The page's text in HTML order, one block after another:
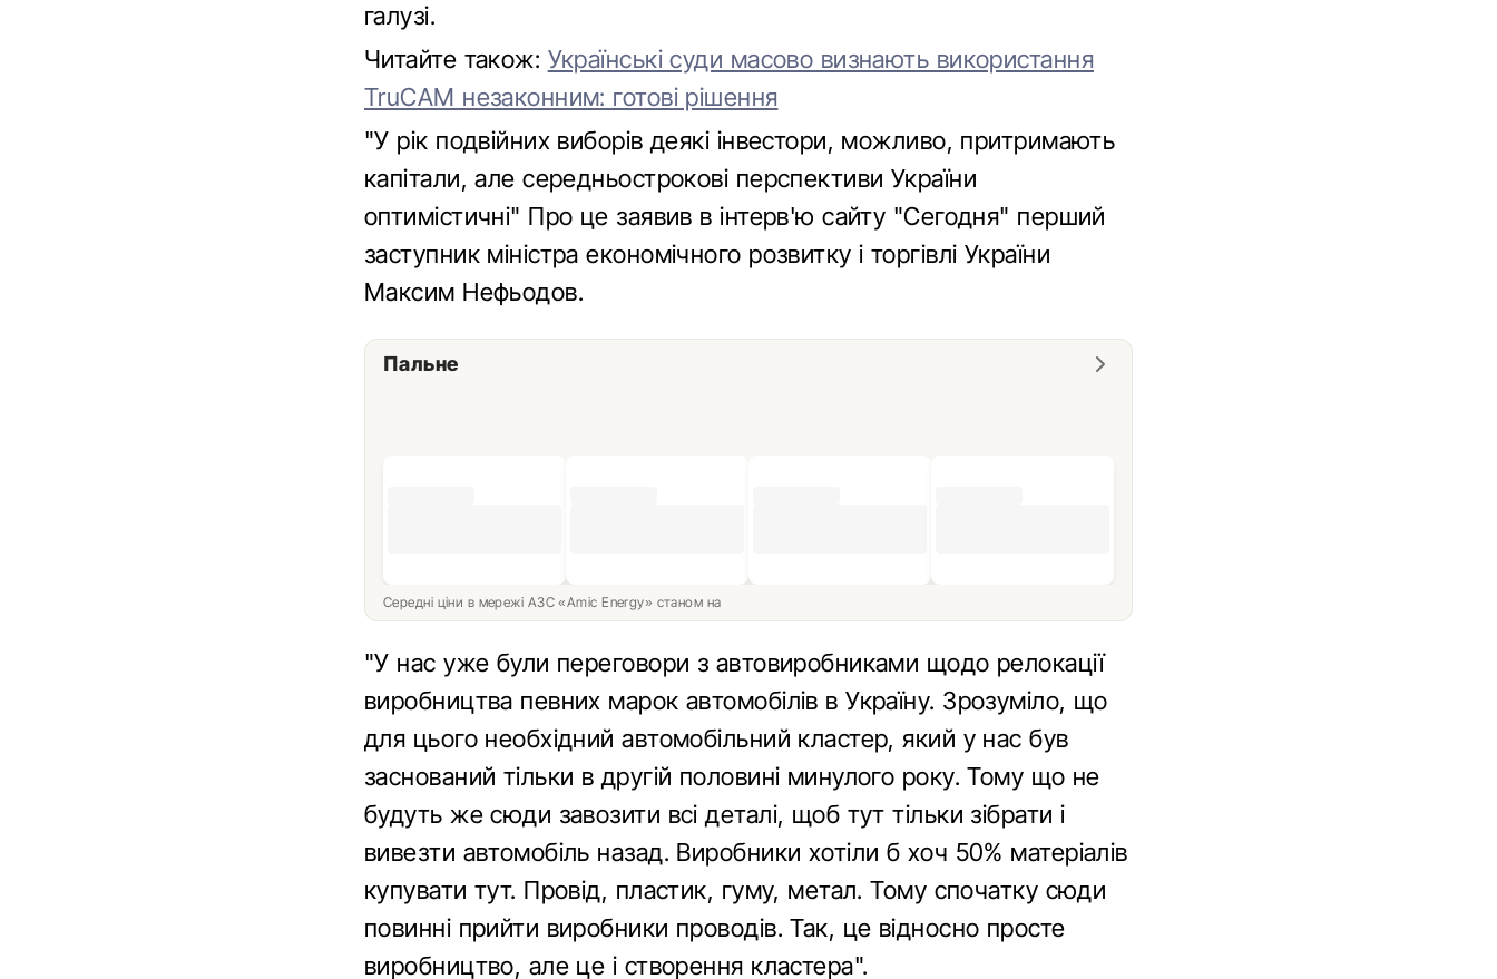
галузі.
Читайте також: Українські суди масово визнають використання
TruCAM незаконним: готові рішення
"У рік подвійних виборів деякі інвестори, можливо, притримають
капітали, але середньострокові перспективи України
оптимістичні" Про це заявив в інтерв'ю сайту "Сегодня" перший
заступник міністра економічного розвитку і торгівлі України
Максим Нефьодов.
Пальне
Середні ціни в мережі АЗС «Amic Energy» станом на
"У нас уже були переговори з автовиробниками щодо релокації
виробництва певних марок автомобілів в Україну. Зрозуміло, що
для цього необхідний автомобільний кластер, який у нас був
заснований тільки в другій половині минулого року. Тому що не
будуть же сюди завозити всі деталі, щоб тут тільки зібрати і
вивезти автомобіль назад. Виробники хотіли б хоч 50% матеріалів
купувати тут. Провід, пластик, гуму, метал. Тому спочатку сюди
повинні прийти виробники проводів. Так, це відносно просте
виробництво, але це і створення кластера".